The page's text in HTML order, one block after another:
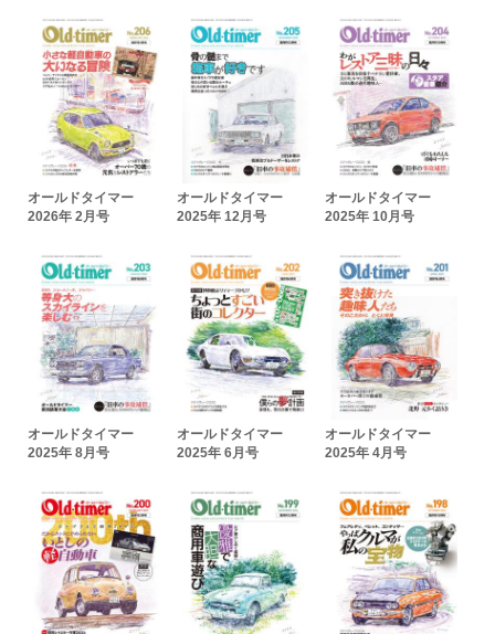
オールドタイマー
2026年 2月号
オールドタイマー
2025年 12月号
オールドタイマー
2025年 10月号
オールドタイマー
2025年 8月号
オールドタイマー
2025年 6月号
オールドタイマー
2025年 4月号